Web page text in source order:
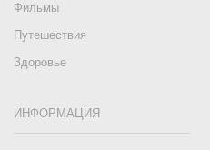
Фильмы
Путешествия
Здоровье
ИНФОРМАЦИЯ